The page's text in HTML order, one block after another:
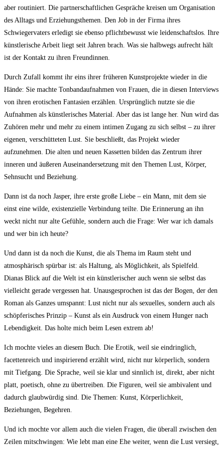
aber routiniert. Die partnerschaftlichen Gespräche kreisen um Organisation
des Alltags und Erziehungsthemen. Den Job in der Firma ihres
Schwiegervaters erledigt sie ebenso pflichtbewusst wie leidenschaftslos. Ihre
künstlerische Arbeit liegt seit Jahren brach. Was sie halbwegs aufrecht hält
ist der Kontakt zu ihren Freundinnen.
Durch Zufall kommt ihr eins ihrer früheren Kunstprojekte wieder in die
Hände: Sie machte Tonbandaufnahmen von Frauen, die in diesen Interviews
von ihren erotischen Fantasien erzählen. Ursprünglich nutzte sie die
Aufnahmen als künstlerisches Material. Aber das ist lange her. Nun wird das
Zuhören mehr und mehr zu einem intimen Zugang zu sich selbst – zu ihrer
eigenen, verschütteten Lust. Sie beschließt, das Projekt wieder
aufzunehmen. Die alten und neuen Kassetten bilden das Zentrum ihrer
inneren und äußeren Auseinandersetzung mit den Themen Lust, Körper,
Sehnsucht und Beziehung.
Dann ist da noch Jasper, ihre erste große Liebe – ein Mann, mit dem sie
einst eine wilde, existenzielle Verbindung teilte. Die Erinnerung an ihn
weckt nicht nur alte Gefühle, sondern auch die Frage: Wer war ich damals
und wer bin ich heute?
Und dann ist da noch die Kunst, die als Thema im Raum steht und
atmosphärisch spürbar ist: als Haltung, als Möglichkeit, als Spielfeld.
Dianas Blick auf die Welt ist ein künstlerischer auch wenn sie selbst das
vielleicht gerade vergessen hat. Unausgesprochen ist das der Bogen, der den
Roman als Ganzes umspannt: Lust nicht nur als sexuelles, sondern auch als
schöpferisches Prinzip – Kunst als ein Ausdruck von einem Hunger nach
Lebendigkeit. Das holte mich beim Lesen extrem ab!
Ich mochte vieles an diesem Buch. Die Erotik, weil sie eindringlich,
facettenreich und inspirierend erzählt wird, nicht nur körperlich, sondern
mit Tiefgang. Die Sprache, weil sie klar und sinnlich ist, direkt, aber nicht
platt, poetisch, ohne zu übertreiben. Die Figuren, weil sie ambivalent und
dadurch glaubwürdig sind. Die Themen: Kunst, Körperlichkeit,
Beziehungen, Begehren.
Und ich mochte vor allem auch die vielen Fragen, die überall zwischen den
Zeilen mitschwingen: Wie lebt man eine Ehe weiter, wenn die Lust versiegt,